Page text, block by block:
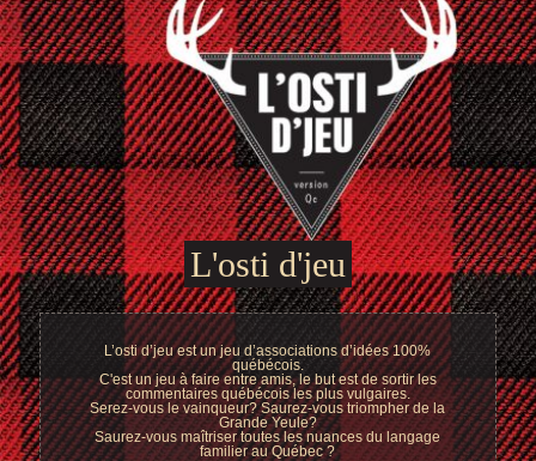
L'osti d'jeu
L’osti d’jeu est un jeu d’associations d’idées 100%
québécois.
C'est un jeu à faire entre amis, le but est de sortir les
commentaires québécois les plus vulgaires.
Serez-vous le vainqueur? Saurez-vous triompher de la
Grande Yeule?
Saurez-vous maîtriser toutes les nuances du langage
familier au Québec ?